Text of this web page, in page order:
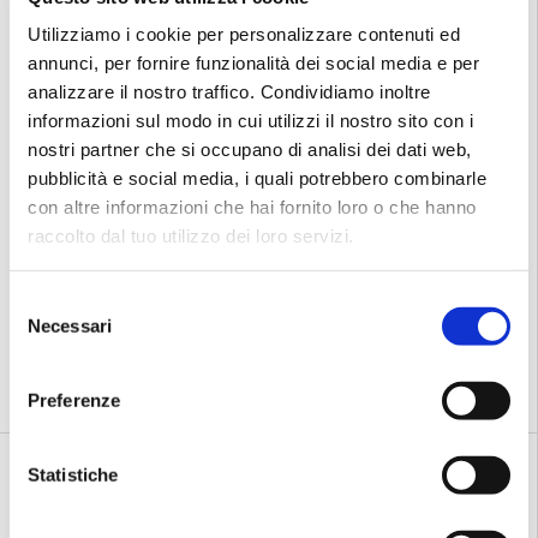
Utilizziamo i cookie per personalizzare contenuti ed
annunci, per fornire funzionalità dei social media e per
analizzare il nostro traffico. Condividiamo inoltre
informazioni sul modo in cui utilizzi il nostro sito con i
nostri partner che si occupano di analisi dei dati web,
pubblicità e social media, i quali potrebbero combinarle
con altre informazioni che hai fornito loro o che hanno
raccolto dal tuo utilizzo dei loro servizi.
Necessari
Preferenze
Statistiche
KTM
KTM Penny Lane 271
★★★★★ (1)
€650,00 €769,00
Night Red / Silver
Bloom - White+Deepurple
Scegli opzioni
KTM
KTM Chicago 291
Confronta